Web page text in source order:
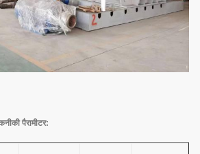
पैरामीटर: